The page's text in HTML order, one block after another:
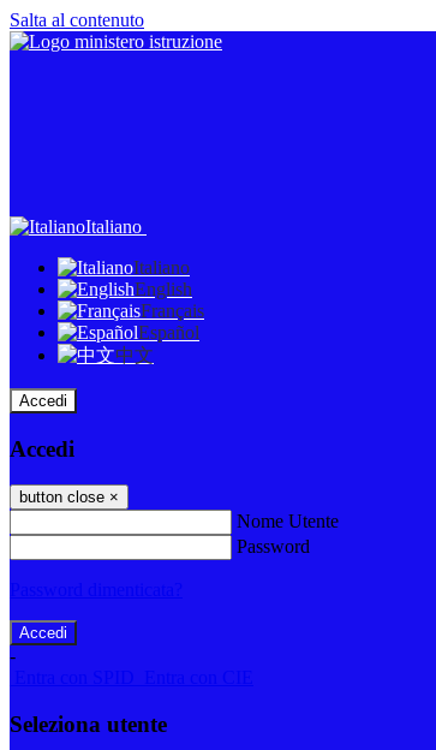
Salta al contenuto
Italiano
Italiano
English
Français
Español
中文
Accedi
Accedi
button close ×
Nome Utente
Password
-
Seleziona utente